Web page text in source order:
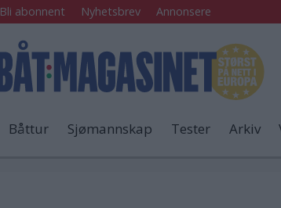
Bli abonnent Nyhetsbrev Annonsere
Båttur Sjømannskap Tester Arkiv